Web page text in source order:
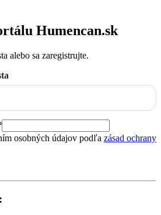
Humencan.sk
alebo sa zaregistrujte.
osobných údajov podľa zásad ochrany